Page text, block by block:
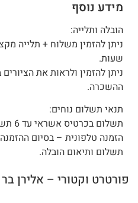
מידע נוסף
הובלה ותלייה:
שעות.
ניתן להזמין ולראות את
ההשכרה.
תנאי תשלום נוחים:
תשלום בכרטיס אשראי עד 6 תשלומים ללא ריבית.
הזמנה טלפונית – בסיום
תשלום ותיאום הובלה.
פורטרט וקטורי – אלירן בר